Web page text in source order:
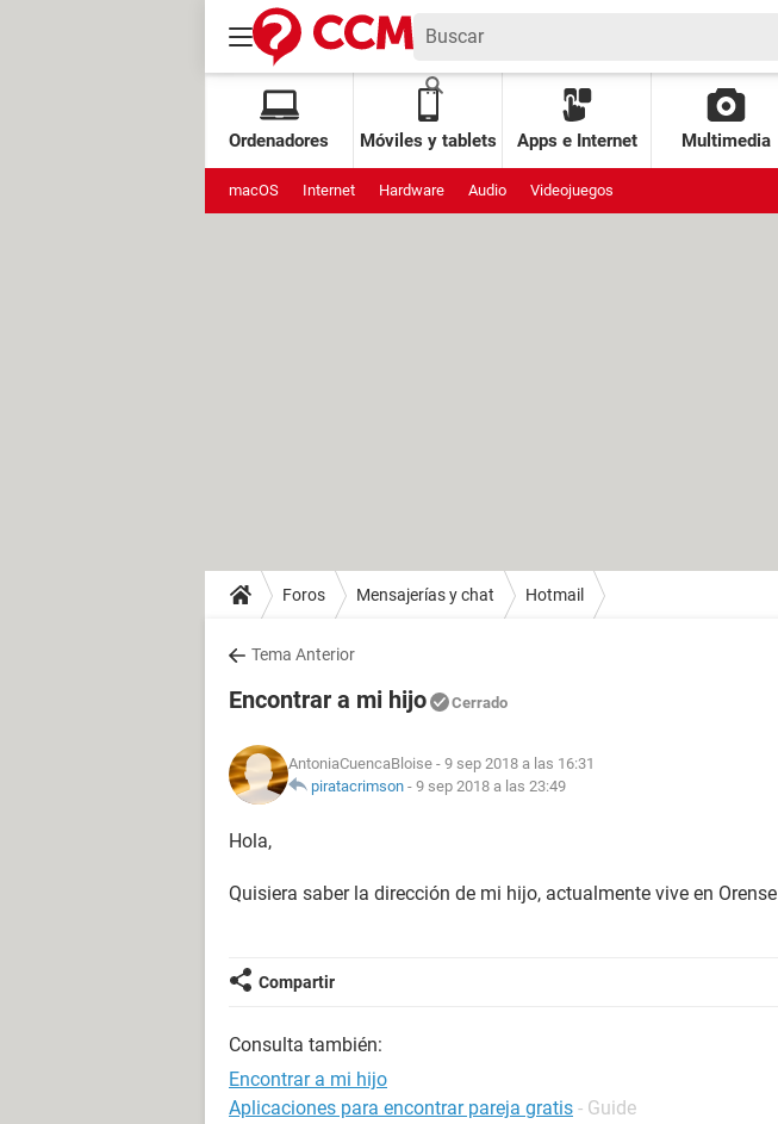
Ordenadores Móviles y tablets Apps e Internet Multimedia
macOS Internet Hardware Audio Videojuegos
Foros Mensajerías y chat Hotmail
Tema Anterior
Encontrar a mi hijo Cerrado
AntoniaCuencaBloise - 9 sep 2018 a las 16:31
piratacrimson - 9 sep 2018 a las 23:49
Hola,
Quisiera saber la dirección de mi hijo, actualmente vive en Orense
Compartir
Consulta también:
Encontrar a mi hijo
Aplicaciones para encontrar pareja gratis - Guide